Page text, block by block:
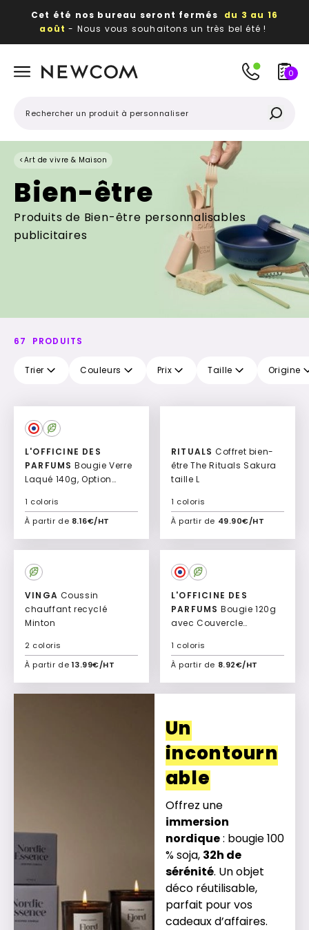
Cet été nos bureau seront fermés du 3 au 16
août - Nous vous souhaitons un très bel été !
publicitaires
0
< Art de vivre & Maison
Bien-être
Produits de Bien-être personnalisables
publicitaires
67 PRODUITS
Trier Couleurs Prix Taille Origine
L'OFFICINE DES
PARFUMS
Laqué 140g, Option
Bernado
À partir de 8.16€/HT
1 coloris
Ajouter à mon devis
RITUALS
être The Rituals Sakura
taille L
À partir de 49.90€/HT
1 coloris
Ajouter à mon devis
VINGA
chauffant recyclé
Minton
À partir de 13.99€/HT
2 coloris
Ajouter à mon devis
Culte
L'OFFICINE DES
PARFUMS
avec Couvercle
personnalisable
Blanche
À partir de 8.92€/HT
1 coloris
Ajouter à mon devis
Un
incontourn
able
Offrez une
immersion
nordique: bougie 100
% soja, 32h de
sérénité. Un objet
déco réutilisable,
parfait pour vos
cadeaux d’affaires.